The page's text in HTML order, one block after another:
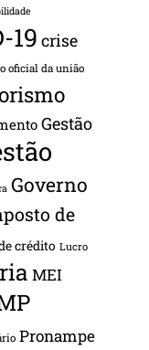
19 crise
oficial da união
Gestão
Governo
de
crédito Lucro
MEI
Pronampe